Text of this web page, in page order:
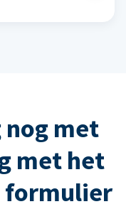
nog met
met het
formulier